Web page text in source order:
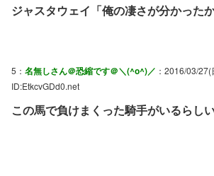
ジャスタウェイ「俺の凄さが分かったか
5： 名無しさん＠恐縮です＠＼(^o^)／ ：2016/03/
ID:EtkcvGDd0.net
この馬で負けまくった騎手がいるらし